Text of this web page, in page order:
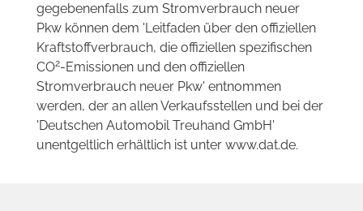
gegebenenfalls zum Stromverbrauch neuer
Pkw können dem 'Leitfaden über den offiziellen
Kraftstoffverbrauch, die offiziellen spezifischen
CO2-Emissionen und den offiziellen
Stromverbrauch neuer Pkw' entnommen
werden, der an allen Verkaufsstellen und bei der
'Deutschen Automobil Treuhand GmbH'
unentgeltlich erhältlich ist unter www.dat.de.